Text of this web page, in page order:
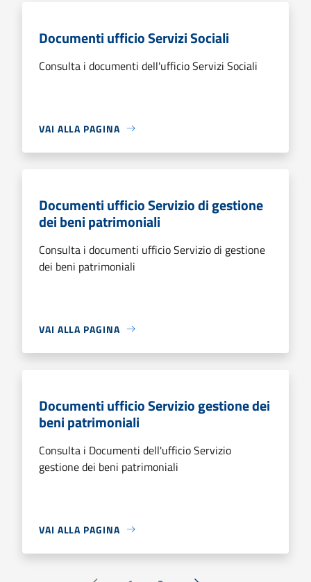
Documenti ufficio Servizi Sociali
Consulta i documenti dell'ufficio Servizi Sociali
VAI ALLA PAGINA
Documenti ufficio Servizio di gestione
dei beni patrimoniali
Consulta i documenti ufficio Servizio di gestione
dei beni patrimoniali
VAI ALLA PAGINA
Documenti ufficio Servizio gestione dei
beni patrimoniali
Consulta i Documenti dell'ufficio Servizio
gestione dei beni patrimoniali
VAI ALLA PAGINA